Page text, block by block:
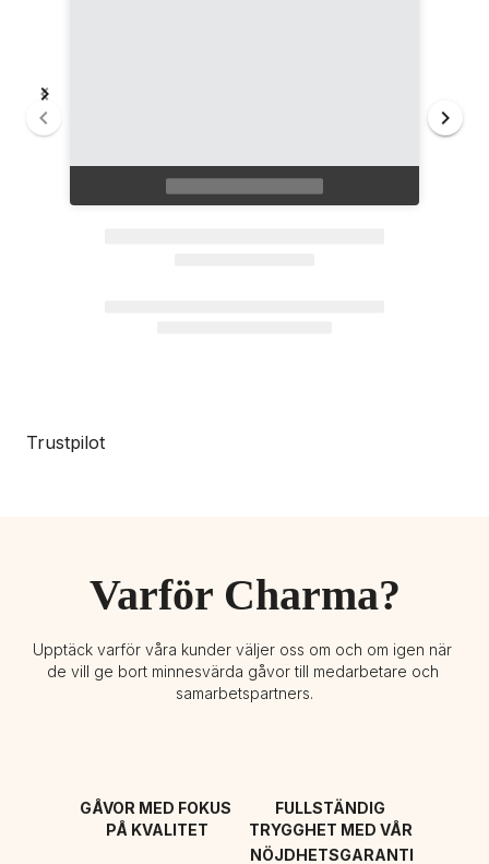
Trustpilot
Varför Charma?
Upptäck varför våra kunder väljer oss om och om igen när
de vill ge bort minnesvärda gåvor till medarbetare och
samarbetspartners.
GÅVOR MED FOKUS
PÅ KVALITET
FULLSTÄNDIG
TRYGGHET MED VÅR
NÖJDHETSGARANTI